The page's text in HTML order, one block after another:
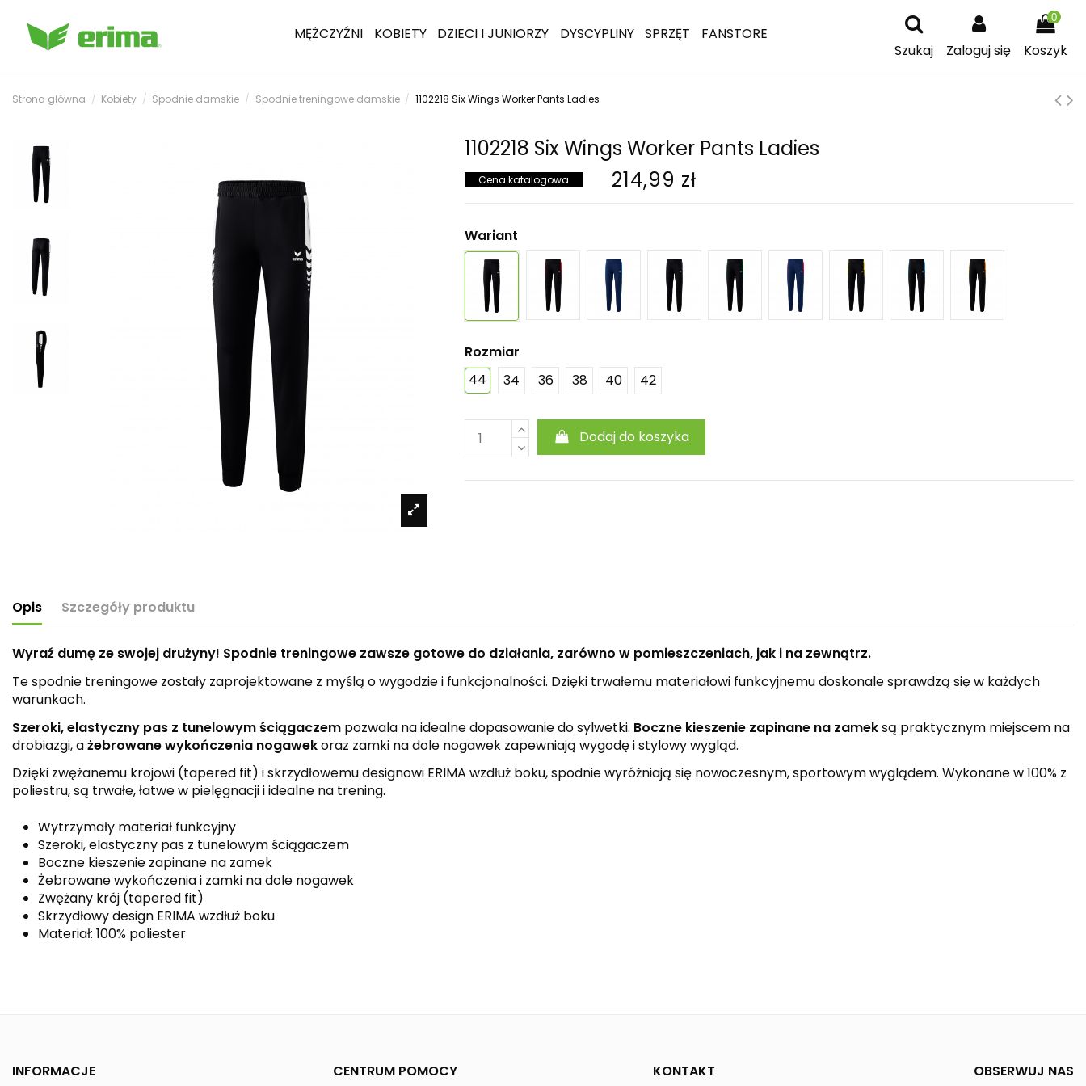
MĘŻCZYŹNI KOBIETY DZIECI I JUNIORZY DYSCYPLINY SPRZĘT
FANSTORE
Szukaj
Zaloguj się
0
Koszyk
Strona główna Kobiety Spodnie damskie Spodnie treningowe damskie 1102218 Six Wings Worker Pants Ladies
1102218 Six Wings Worker Pants Ladies
Cena katalogowa 214,99 zł
Wariant
Rozmiar
44
34 36 38 40 42
Dodaj do koszyka
Opis Szczegóły produktu
Wyraź dumę ze swojej drużyny! Spodnie treningowe zawsze gotowe do działania, zarówno w pomieszczeniach, jak i na zewnątrz.
Te spodnie treningowe zostały zaprojektowane z myślą o wygodzie i funkcjonalności. Dzięki trwałemu materiałowi funkcyjnemu doskonale sprawdzą się w każdych
warunkach.
Szeroki, elastyczny pas z tunelowym ściągaczem pozwala na idealne dopasowanie do sylwetki. Boczne kieszenie zapinane na zameksą praktycznym miejscem na
drobiazgi, ażebrowane wykończenia nogawekoraz zamki na dole nogawek zapewniają wygodę i stylowy wygląd.
Dzięki zwężanemu krojowi (tapered fit) i skrzydłowemu designowi ERIMA wzdłuż boku, spodnie wyróżniają się nowoczesnym, sportowym wyglądem. Wykonane w 100% z
poliestru, są trwałe, łatwe w pielęgnacji i idealne na trening.
Wytrzymały materiał funkcyjny
Szeroki, elastyczny pas z tunelowym ściągaczem
Boczne kieszenie zapinane na zamek
Żebrowane wykończenia i zamki na dole nogawek
Zwężany krój (tapered fit)
Skrzydłowy design ERIMA wzdłuż boku
Materiał: 100% poliester
INFORMACJE
CENTRUM POMOCY KONTAKT OBSERWUJ NAS